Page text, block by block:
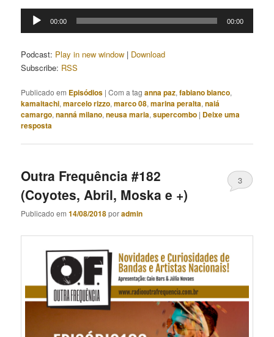
Tocador
00:00 00:00
Podcast: Play in new window | Download
Subscribe: RSS
Publicado em Episódios |Com a taganna paz,fabiano bianco,
kamaitachi,marcelo rizzo,marco 08,marina peralta,naiá
camargo,nanná milano,neusa maria,supercombo | Deixe uma
resposta
Outra Frequência #182
(Coyotes, Abril, Moska e +)
Publicado em14/08/2018poradmin
3